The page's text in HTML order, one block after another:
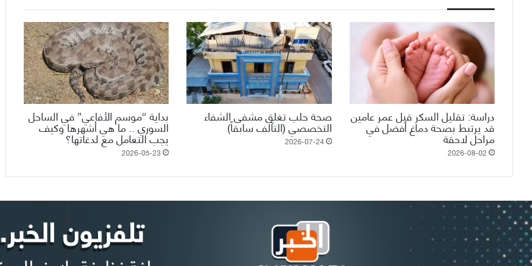
دراسة: تقليل السكر قبل عمر عامين
قد يرتبط بصحة دماغ أفضل في
مراحل لاحقة
2026-08-02
صحة حلب تغلق مشفى الشفاء
التخصصي (التآلف سابقاً)
2026-07-24
بداية “موسم الأفاعي” في الساحل
السوري .. ما هي أشهرها وكيف
يجب التعامل مع لدغاتها؟
2026-05-23